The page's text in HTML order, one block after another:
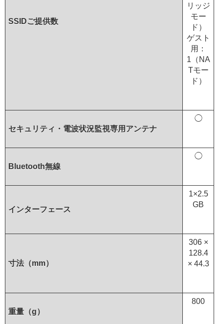
SSIDご提供数
リッジ
モー
ド）
ゲスト
用：
1（NA
Tモー
ド）
セキュリティ・電波状況監視専用アンテナ
◯
Bluetooth無線
◯
インターフェース
1×2.5
GB
寸法（mm）
306 ×
128.4
× 44.3
重量（g）
800